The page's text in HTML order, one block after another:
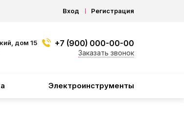
Вход Регистрация
дом 15
+7 (900) 000-00-00
Заказать звонок
Электроинструменты